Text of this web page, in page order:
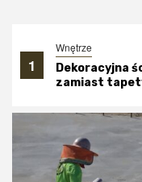
1
Wnętrze
Dekoracyjna
zamiast